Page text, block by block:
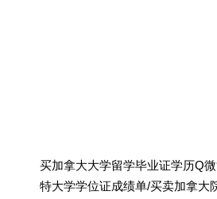
买加拿大大学留学毕业证学历Q
特大学学位证成绩单/买卖加拿大